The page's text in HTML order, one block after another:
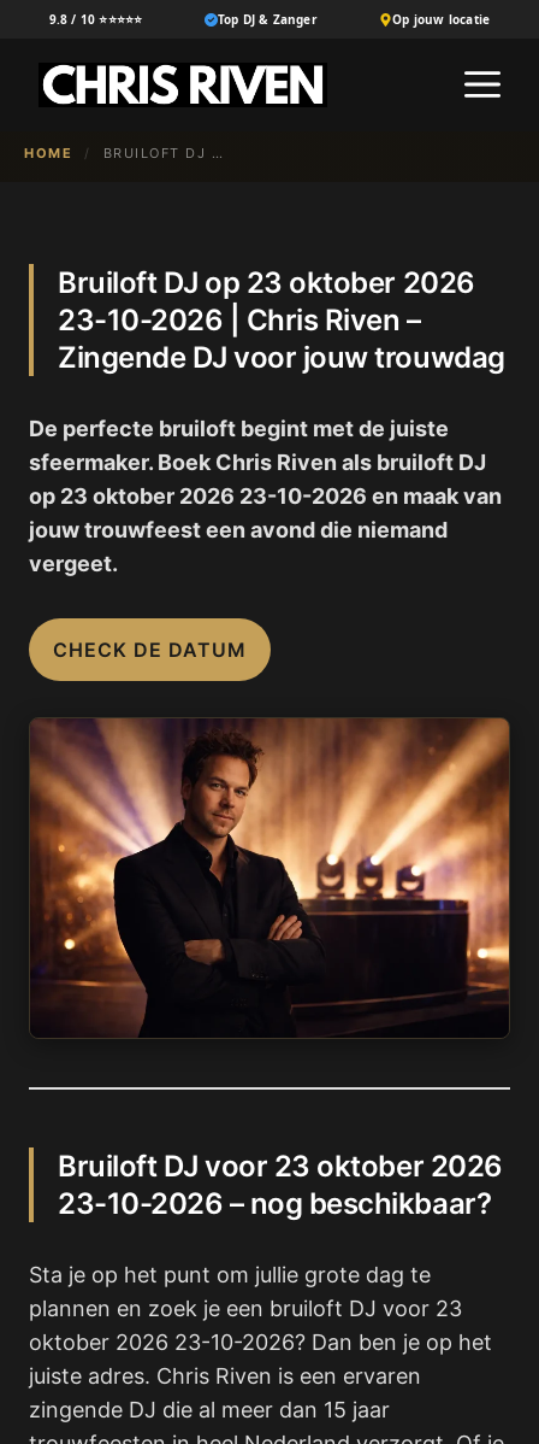
9.8 / 10 ⭐⭐⭐⭐⭐ Top DJ & Zanger Op jouw locatie
HOME / BRUILOFT DJ OP 23 OKTOBER 2026 23-10-2026 | CHRIS RIVEN – ZINGENDE DJ VOOR JOUW TROUWDAG
Bruiloft DJ op 23 oktober 2026
23-10-2026 | Chris Riven –
Zingende DJ voor jouw trouwdag
De perfecte bruiloft begint met de juiste
sfeermaker. Boek Chris Riven als bruiloft DJ
op 23 oktober 2026 23-10-2026 en maak van
jouw trouwfeest een avond die niemand
vergeet.
CHECK DE DATUM
Bruiloft DJ voor 23 oktober 2026
23-10-2026 – nog beschikbaar?
Sta je op het punt om jullie grote dag te
plannen en zoek je een bruiloft DJ voor 23
oktober 2026 23-10-2026? Dan ben je op het
juiste adres. Chris Riven is een ervaren
zingende DJ die al meer dan 15 jaar